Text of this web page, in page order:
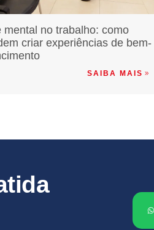
mental no trabalho: como
criar experiências de bem-
SAIBA MAIS